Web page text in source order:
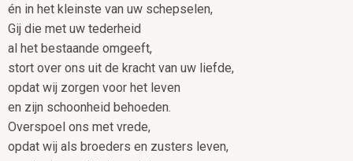
én in het kleinste van uw schepselen,
Gij die met uw tederheid
al het bestaande omgeeft,
stort over ons uit de kracht van uw liefde,
opdat wij zorgen voor het leven
en zijn schoonheid behoeden.
Overspoel ons met vrede,
opdat wij als broeders en zusters leven,